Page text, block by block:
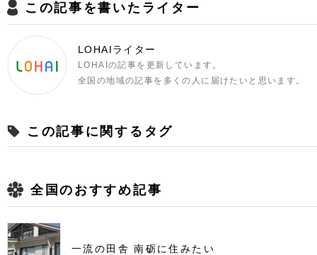
この記事を書いたライター
LOHAIライター
LOHAIの記事を更新しています。
全国の地域の記事を多くの人に届けたいと思います。
この記事に関するタグ
全国のおすすめ記事
一流の田舎 南砺に住みたい